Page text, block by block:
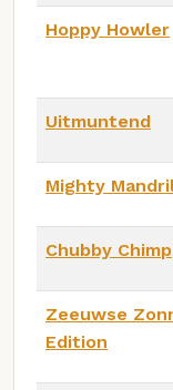
Hoppy Howler
Uitmuntend
Mighty
Chubby Chimp
Zeeuwse
Edition